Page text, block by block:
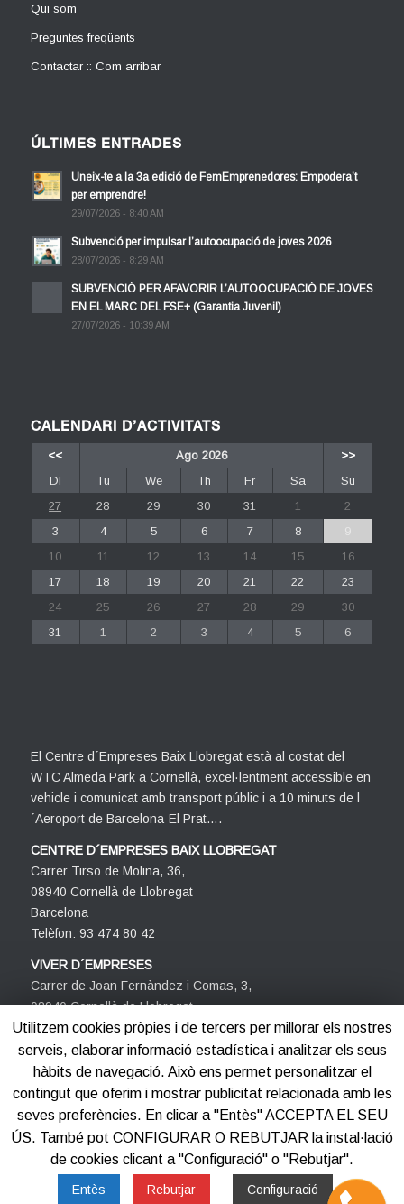
Qui som
Preguntes freqüents
Contactar :: Com arribar
ÚLTIMES ENTRADES
Uneix-te a la 3a edició de FemEmprenedores: Empodera’t
per emprendre!
29/07/2026 - 8:40 AM
Subvenció per impulsar l’autoocupació de joves 2026
28/07/2026 - 8:29 AM
SUBVENCIÓ PER AFAVORIR L’AUTOOCUPACIÓ DE JOVES
EN EL MARC DEL FSE+ (Garantia Juvenil)
27/07/2026 - 10:39 AM
CALENDARI D’ACTIVITATS
<< Ago 2026
>>
Dl
Tu We Th Fr Sa
Su
27
28 29 30 31 1
2
3
4 5 6 7 8
9
10
11 12 13 14 15
16
17
18 19 20 21 22
23
24
25 26 27 28 29
30
31
1 2 3 4 5 6
El Centre d´Empreses Baix Llobregat està al costat del
WTC Almeda Park a Cornellà, excel·lentment accessible en
vehicle i comunicat amb transport públic i a 10 minuts de l
´Aeroport de Barcelona-El Prat….
CENTRE D´EMPRESES BAIX LLOBREGAT
Carrer Tirso de Molina, 36,
08940 Cornellà de Llobregat
Barcelona
Telèfon: 93 474 80 42
VIVER D´EMPRESES
Carrer de Joan Fernàndez i Comas, 3,
08940 Cornellà de Llobregat
Barcelona
Telèfon: 93 474 80 42
©2012-2025 Centre d'Empreses PROCORNELLÀ
Utilitzem cookies pròpies i de tercers per millorar els nostres
serveis, elaborar informació estadística i analitzar els seus
hàbits de navegació. Això ens permet personalitzar el
contingut que oferim i mostrar publicitat relacionada amb les
seves preferències. En clicar a "Entès" ACCEPTA EL SEU
ÚS. També pot CONFIGURAR O REBUTJAR la instal·lació
de cookies clicant a "Configuració" o "Rebutjar".
Entès Rebutjar Configuració